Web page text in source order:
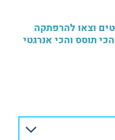
פשוטים וצאו להרפתקה
תוסס והכי אנרגטי